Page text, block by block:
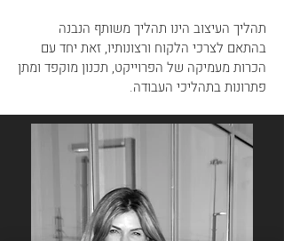
תהליך העיצוב הינו תהליך משותף הנבנה
בהתאם לצרכי הלקוח ורצונותיו, זאת יחד עם
הכרות מעמיקה של הפרוייקט, תכנון מוקפד ומתן
פתרונות בתהליכי העבודה.